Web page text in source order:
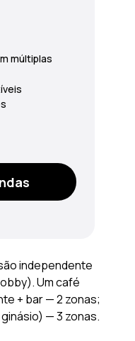
independente
Um café
+ bar — 2 zonas;
— 3 zonas.
múltiplas